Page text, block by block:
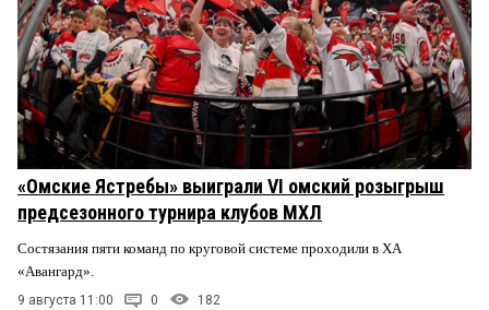
«Омские Ястребы» выиграли VI омский розыгрыш
предсезонного турнира клубов МХЛ
Состязания пяти команд по круговой системе проходили в ХА
«Авангард».
9 августа 11:00 0 182